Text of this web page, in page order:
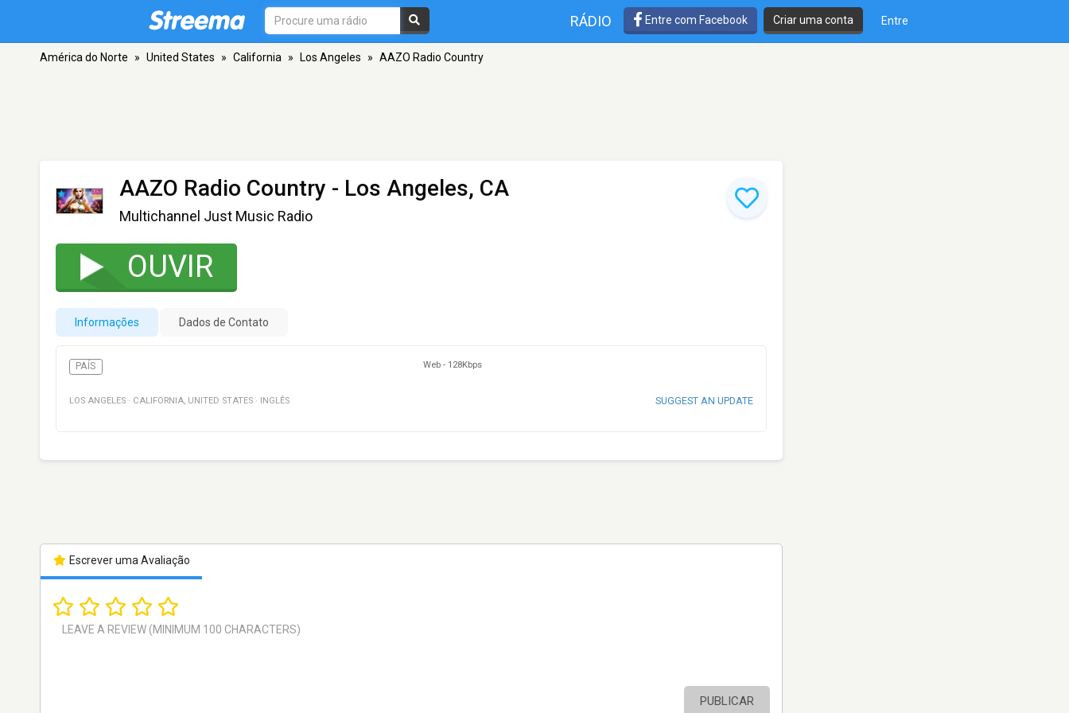
RÁDIO Entre com Facebook Criar uma conta Entre
América do Norte » United States » California » Los Angeles » AAZO Radio Country
AAZO Radio Country - Los Angeles, CA
Multichannel Just Music Radio
OUVIR
Informações Dados de Contato
PAÍS Web - 128Kbps
LOS ANGELES · CALIFORNIA, UNITED STATES · INGLÊS SUGGEST AN UPDATE
Escrever uma Avaliação
PUBLICAR